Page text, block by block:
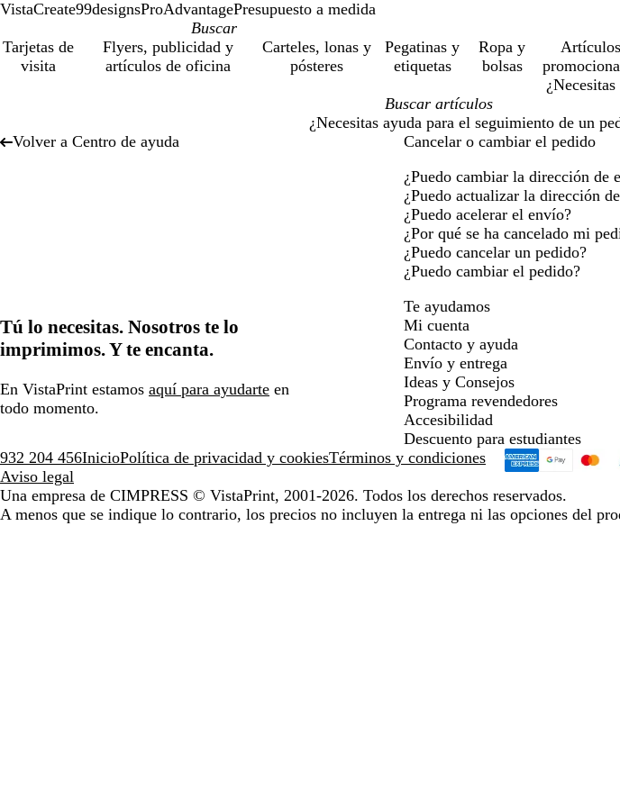
VistaCreate99designsProAdvantagePresupuesto a medida
Tarjetas de
visita
Flyers, publicidad y
artículos de oficina
Carteles, lonas y
pósteres
Pegatinas y
etiquetas
Ropa y
bolsas
Artículos
¿Necesitas
¿Necesitas ayuda para el seguimiento de un
Volver a Centro de ayuda
Cancelar o cambiar el pedido
¿Puedo cambiar la dirección de
¿Puedo actualizar la dirección
¿Puedo acelerar el envío?
¿Por qué se ha cancelado mi
¿Puedo cancelar un pedido?
¿Puedo cambiar el pedido?
Tú lo necesitas. Nosotros te lo
imprimimos. Y te encanta.
En VistaPrint estamos aquí para ayudarte en
todo momento.
Te ayudamos
Mi cuenta
Contacto y ayuda
Envío y entrega
Ideas y Consejos
Programa revendedores
Accesibilidad
Descuento para estudiantes
932 204 456InicioPolítica de privacidad y cookiesTérminos y condiciones
Aviso legal
Una empresa de CIMPRESS © VistaPrint, 2001-2026. Todos los derechos reservados.
A menos que se indique lo contrario, los precios no incluyen la entrega ni las opciones del